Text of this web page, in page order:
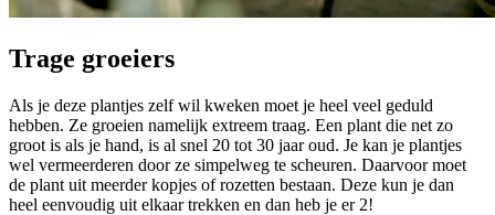
Trage groeiers
Als je deze plantjes zelf wil kweken moet je heel veel geduld
hebben. Ze groeien namelijk extreem traag. Een plant die net zo
groot is als je hand, is al snel 20 tot 30 jaar oud. Je kan je plantjes
wel vermeerderen door ze simpelweg te scheuren. Daarvoor moet
de plant uit meerder kopjes of rozetten bestaan. Deze kun je dan
heel eenvoudig uit elkaar trekken en dan heb je er 2!